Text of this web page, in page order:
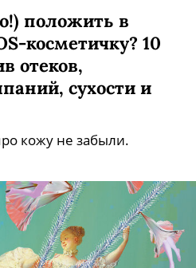
положить в
косметичку? 10
отеков,
сухости и
кожу не забыли.